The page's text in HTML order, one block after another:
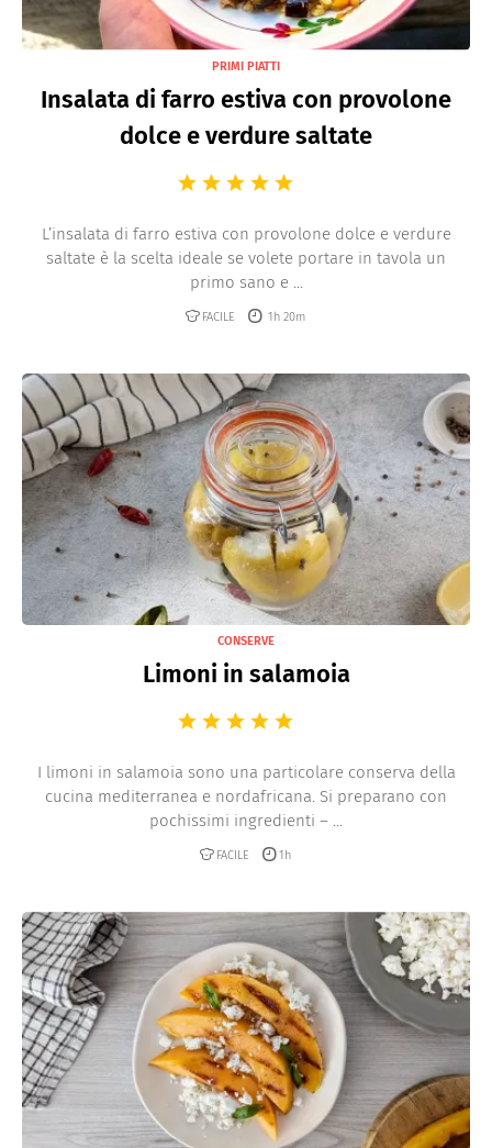
PRIMI PIATTI
Insalata di farro estiva con provolone
dolce e verdure saltate
L’insalata di farro estiva con provolone dolce e verdure
saltate è la scelta ideale se volete portare in tavola un
primo sano e ...
FACILE 1h 20m
CONSERVE
Limoni in salamoia
I limoni in salamoia sono una particolare conserva della
cucina mediterranea e nordafricana. Si preparano con
pochissimi ingredienti – ...
FACILE 1h